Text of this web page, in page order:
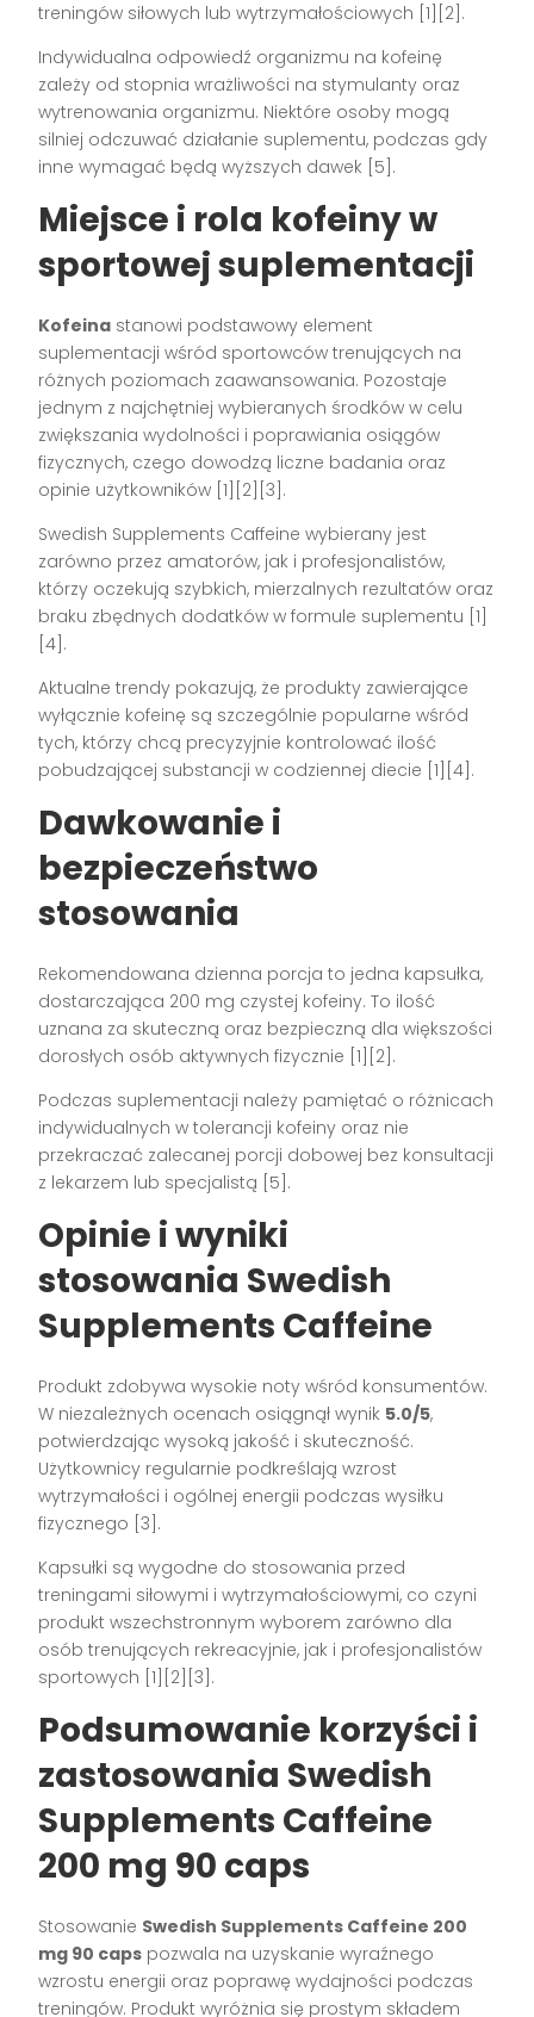
treningów siłowych lub wytrzymałościowych [1][2] .
Indywidualna odpowiedź organizmu na kofeinę
zależy od stopnia wrażliwości na stymulanty oraz
wytrenowania organizmu. Niektóre osoby mogą
silniej odczuwać działanie suplementu, podczas gdy
inne wymagać będą wyższych dawek [5] .
Miejsce i rola kofeiny w
sportowej suplementacji
Kofeina stanowi podstawowy element
suplementacji wśród sportowców trenujących na
różnych poziomach zaawansowania. Pozostaje
jednym z najchętniej wybieranych środków w celu
zwiększania wydolności i poprawiania osiągów
fizycznych, czego dowodzą liczne badania oraz
opinie użytkowników [1][2][3] .
Swedish Supplements Caffeine wybierany jest
zarówno przez amatorów, jak i profesjonalistów,
którzy oczekują szybkich, mierzalnych rezultatów oraz
braku zbędnych dodatków w formule suplementu [1]
[4] .
Aktualne trendy pokazują, że produkty zawierające
wyłącznie kofeinę są szczególnie popularne wśród
tych, którzy chcą precyzyjnie kontrolować ilość
pobudzającej substancji w codziennej diecie [1][4] .
Dawkowanie i
bezpieczeństwo
stosowania
Rekomendowana dzienna porcja to jedna kapsułka,
dostarczająca 200 mg czystej kofeiny. To ilość
uznana za skuteczną oraz bezpieczną dla większości
dorosłych osób aktywnych fizycznie [1][2] .
Podczas suplementacji należy pamiętać o różnicach
indywidualnych w tolerancji kofeiny oraz nie
przekraczać zalecanej porcji dobowej bez konsultacji
z lekarzem lub specjalistą [5] .
Opinie i wyniki
stosowania Swedish
Supplements Caffeine
Produkt zdobywa wysokie noty wśród konsumentów.
W niezależnych ocenach osiągnął wynik 5.0/5,
potwierdzając wysoką jakość i skuteczność.
Użytkownicy regularnie podkreślają wzrost
wytrzymałości i ogólnej energii podczas wysiłku
fizycznego [3] .
Kapsułki są wygodne do stosowania przed
treningami siłowymi i wytrzymałościowymi, co czyni
produkt wszechstronnym wyborem zarówno dla
osób trenujących rekreacyjnie, jak i profesjonalistów
sportowych [1][2][3] .
Podsumowanie korzyści i
zastosowania Swedish
Supplements Caffeine
200 mg 90 caps
Stosowanie Swedish Supplements Caffeine 200
mg 90 caps pozwala na uzyskanie wyraźnego
wzrostu energii oraz poprawę wydajności podczas
treningów. Produkt wyróżnia się prostym składem